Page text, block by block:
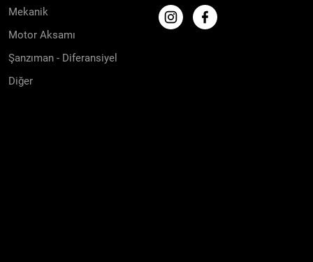
Mekanik
Motor Aksamı
Şanzıman - Diferansiyel
Diğer